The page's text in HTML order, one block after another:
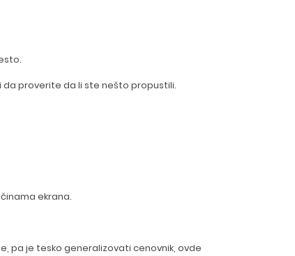
proverite da li ste nešto propustili.
ekrana.
pa je tesko generalizovati cenovnik, ovde